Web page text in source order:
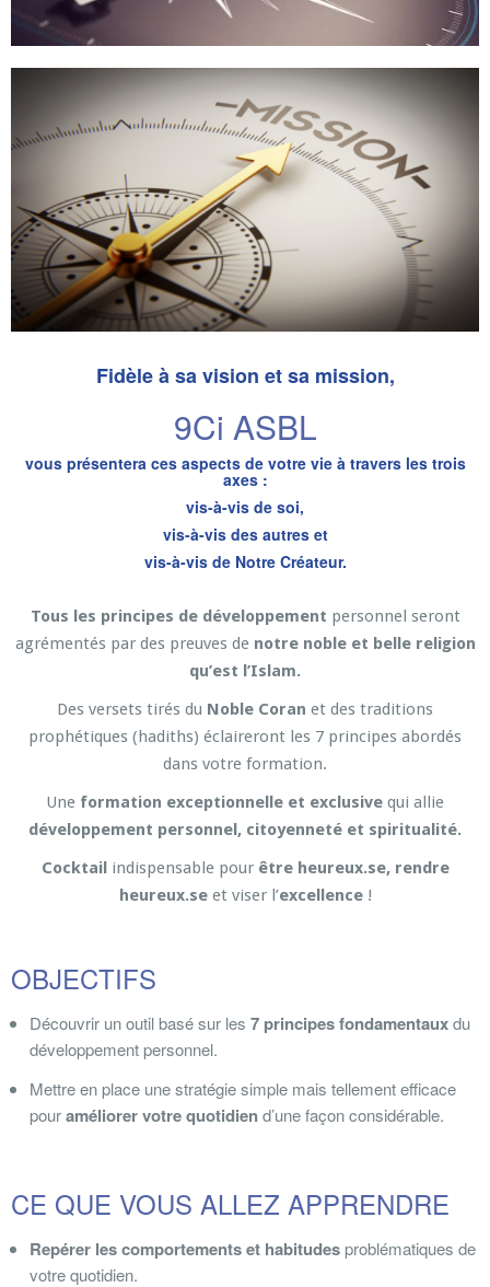
Fidèle à sa vision et sa mission,
9Ci ASBL
vous présentera ces aspects de votre vie à travers les trois
axes :
vis-à-vis de soi,
vis-à-vis des autres et
vis-à-vis de Notre Créateur.
Tous les principes de développement personnel seront
agrémentés par des preuves de notre noble et belle religion
qu’est l’Islam.
Des versets tirés du Noble Coran et des traditions
prophétiques (hadiths) éclaireront les 7 principes abordés
dans votre formation.
Une formation exceptionnelle et exclusive qui allie
développement personnel, citoyenneté et spiritualité.
Cocktail indispensable pour être heureux.se, rendre
heureux.seet viser l’excellence!
OBJECTIFS
Découvrir un outil basé sur les 7 principes fondamentauxdu
développement personnel.
Mettre en place une stratégie simple mais tellement efficace
pouraméliorer votre quotidiend’une façon considérable.
CE QUE VOUS ALLEZ APPRENDRE
Repérer les comportements et habitudesproblématiques de
votre quotidien.